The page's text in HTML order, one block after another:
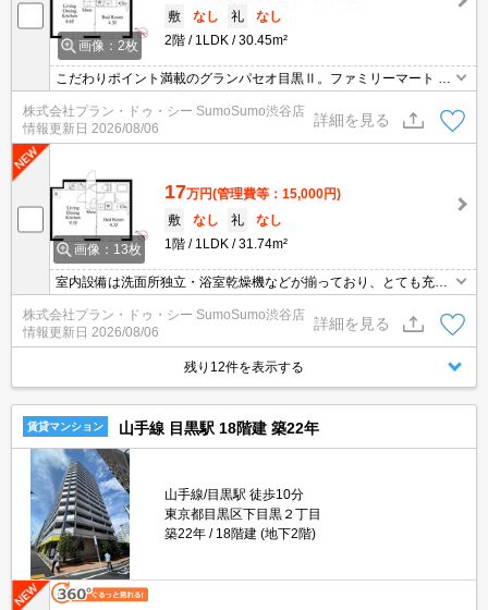
画像：2枚
敷
なし 礼
なし
2階
1LDK 30.45m²
こだわりポイント満載のグランパセオ目黒Ⅱ。ファミリーマート 伊
豆屋下目黒三丁目店まで徒歩7分と近場にコンビニがあるのもポイ
ント。エントランスのオートロックと玄関の鍵で二重にロックでき
るので防犯対策につながります。マンションタイプのお部屋です。
株式会社プラン・ドゥ・シー SumoSumo渋谷店
情報更新日 2026/08/06
詳細を見る
画像：13枚
17万円(管理費等：15,000円)
敷
なし 礼
なし
1階
1LDK 31.74m²
室内設備は洗面所独立・浴室乾燥機などが揃っており、とても充実
しています。共用部には宅配ボックスが備え付けられているため、
忙しくて在宅可時間が少なくても荷物を受け取れます。知らない人
が玄関前まで来ることが減るので防犯対策につながるオートロック
機能がついております。暮らしに便利な、駅まで徒歩10分の物件で
株式会社プラン・ドゥ・シー SumoSumo渋谷店
情報更新日 2026/08/06
詳細を見る
残り12件を表示する
賃貸マンション 山手線 目黒駅 18階建 築22年
山手線/目黒駅 徒歩10分
東京都目黒区下目黒２丁目
築22年
18階建 (地下2階)